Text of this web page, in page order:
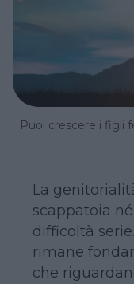
Puoi crescere i figli
La
scappatoia
difficoltà
rimane
che